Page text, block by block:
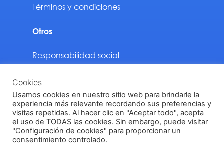
Términos y condiciones
Otros
Responsabilidad social
Descargas
Vinilit Todos los derechos reservados © 2024
Cookies
Usamos cookies en nuestro sitio web para brindarle la
experiencia más relevante recordando sus preferencias y
visitas repetidas. Al hacer clic en "Aceptar todo", acepta
el uso de TODAS las cookies. Sin embargo, puede visitar
"Configuración de cookies" para proporcionar un
consentimiento controlado.